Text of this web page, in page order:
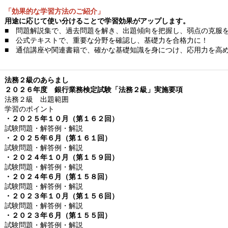
「効果的な学習方法のご紹介」
用途に応じて使い分けることで学習効果がアップします。
■ 問題解説集で、過去問題を解き、出題傾向を把握し、 弱点の克服
■ 公式テキストで、重要な分野を確認し、基礎力を合格力に！
■ 通信講座や関連書籍で、確かな基礎知識を身につけ、応用力を高め
法務２級のあらまし
２０２６年度 銀行業務検定試験「法務２級」実施要項
法務２級 出題範囲
学習のポイント
・２０２５年１０月（第１６２回）
試験問題・解答例・解説
・２０２５年６月（第１６１回）
試験問題・解答例・解説
・２０２４年１０月（第１５９回）
試験問題・解答例・解説
・２０２４年６月（第１５８回）
試験問題・解答例・解説
・２０２３年１０月（第１５６回）
試験問題・解答例・解説
・２０２３年６月（第１５５回）
試験問題・解答例・解説